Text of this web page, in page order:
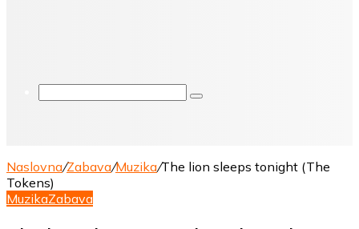
Pretraga
Naslovna/Zabava/Muzika/The lion sleeps tonight (The
Tokens)
MuzikaZabava